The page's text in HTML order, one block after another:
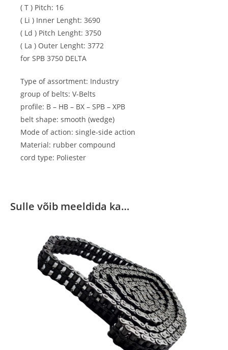
( T ) Pitch: 16
( Li ) Inner Lenght: 3690
( Ld ) Pitch Lenght: 3750
( La ) Outer Lenght: 3772
for SPB 3750 DELTA
Type of assortment: Industry
group of belts: V-Belts
profile: B – HB – BX – SPB – XPB
belt shape: smooth (wedge)
Mode of action: single-side action
Material: rubber compound
cord type: Poliester
Sulle võib meeldida ka…